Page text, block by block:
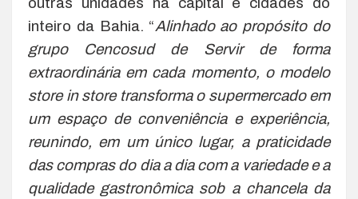
inteiro da Bahia. “Alinhado ao propósito do
grupo Cencosud de Servir de forma
extraordinária em cada momento, o modelo
store in store transforma o supermercado em
um espaço de conveniência e experiência,
reunindo, em um único lugar, a praticidade
das compras do dia a dia com a variedade e a
qualidade gastronômica sob a chancela da